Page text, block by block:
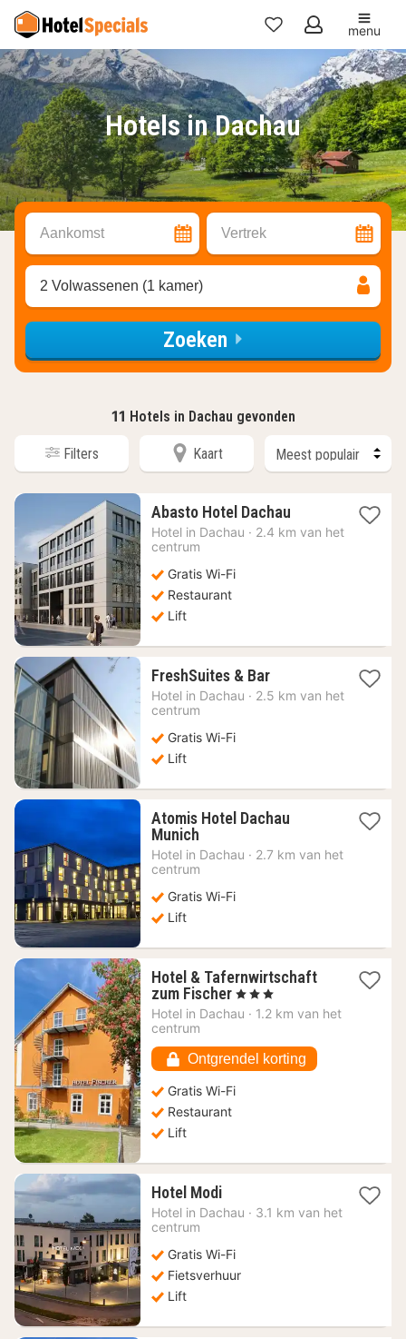
Mijn
favorieten
menu
Hotels in Dachau
Aankomst Vertrek
2 Volwassenen (1 kamer)
Zoeken
11 Hotels in Dachau gevonden
Filters Kaart
Abasto Hotel Dachau1
nacht
Hotel in Dachau · 2.4 km van het
centrum
Gratis Wi-Fi
Restaurant
Lift
FreshSuites & Bar1
nacht
Hotel in Dachau · 2.5 km van het
centrum
Gratis Wi-Fi
Lift
Atomis Hotel Dachau
Munich1
nacht
vanaf
€
Hotel in Dachau · 2.7 km van het
centrum
Gratis Wi-Fi
Lift
Hotel & Tafernwirtschaft
zum Fischer 1
nacht
€
, 3 Sterren
Hotel in Dachau · 1.2 km van het
centrum
Ontgrendel korting
Gratis Wi-Fi
Restaurant
Lift
Hotel Modi1
nacht
€
Hotel in Dachau · 3.1 km van het
centrum
Gratis Wi-Fi
Fietsverhuur
Lift